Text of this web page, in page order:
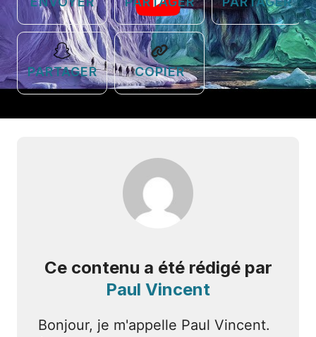
PARTAGER COPIER
Ce contenu a été rédigé par
Paul Vincent
Bonjour, je m'appelle Paul Vincent.